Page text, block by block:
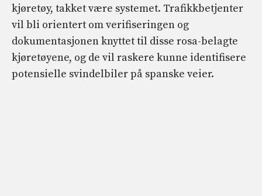
kjøretøy, takket være systemet. Trafikkbetjenter
vil bli orientert om verifiseringen og
dokumentasjonen knyttet til disse rosa-belagte
kjøretøyene, og de vil raskere kunne identifisere
potensielle svindelbiler på spanske veier.